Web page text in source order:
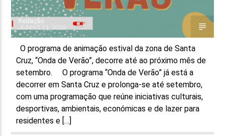
Redação
O programa de animação estival da zona de Santa
Cruz, “Onda de Verão”, decorre até ao próximo mês de
setembro. O programa “Onda de Verão” já está a
decorrer em Santa Cruz e prolonga-se até setembro,
com uma programação que reúne iniciativas culturais,
desportivas, ambientais, económicas e de lazer para
residentes e […]